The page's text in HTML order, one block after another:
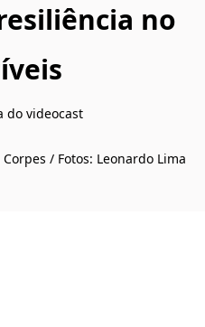
no
do videocast
/ Fotos: Leonardo Lima